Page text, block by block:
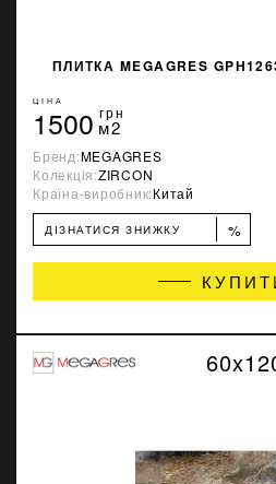
ПЛИТКА MEGAGRES
ЦІНА
1500 грн
м2
Бренд:MEGAGRES
Колекція:ZIRCON
Країна-виробник:Китай
ДІЗНАТИСЯ ЗНИЖКУ %